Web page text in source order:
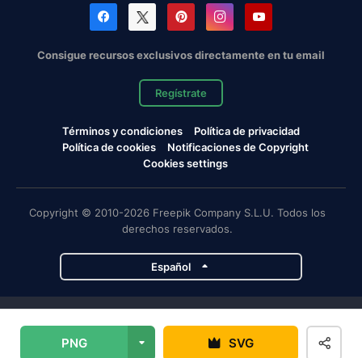
PNG SVG
Consigue recursos exclusivos directamente en tu email
Regístrate
Términos y condiciones
Política de privacidad
Política de cookies
Notificaciones de Copyright
Cookies settings
Copyright © 2010-2026 Freepik Company S.L.U. Todos los
derechos reservados.
Español